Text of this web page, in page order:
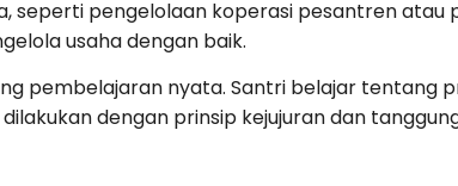
seperti pengelolaan koperasi pesantren atau
usaha dengan baik.
pembelajaran nyata. Santri belajar tentang
dengan prinsip kejujuran dan